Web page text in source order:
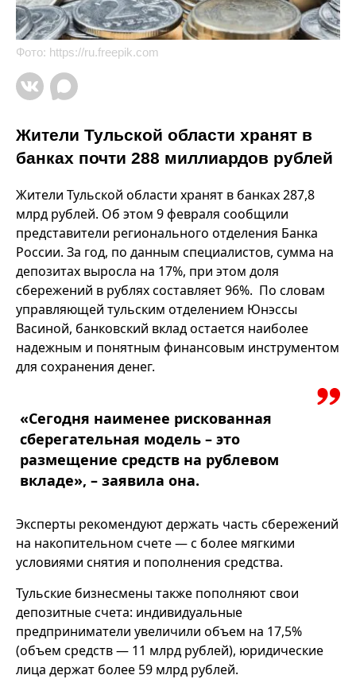
Фото: https://ru.freepik.com
Жители Тульской области хранят в
банках почти 288 миллиардов рублей
Жители Тульской области хранят в банках 287,8
млрд рублей. Об этом 9 февраля сообщили
представители регионального отделения Банка
России. За год, по данным специалистов, сумма на
депозитах выросла на 17%, при этом доля
сбережений в рублях составляет 96%. По словам
управляющей тульским отделением Юнэссы
Васиной, банковский вклад остается наиболее
надежным и понятным финансовым инструментом
для сохранения денег.
«Сегодня наименее рискованная
сберегательная модель – это
размещение средств на рублевом
вкладе», – заявила она.
Эксперты рекомендуют держать часть сбережений
на накопительном счете — с более мягкими
условиями снятия и пополнения средства.
Тульские бизнесмены также пополняют свои
депозитные счета: индивидуальные
предприниматели увеличили объем на 17,5%
(объем средств — 11 млрд рублей), юридические
лица держат более 59 млрд рублей.